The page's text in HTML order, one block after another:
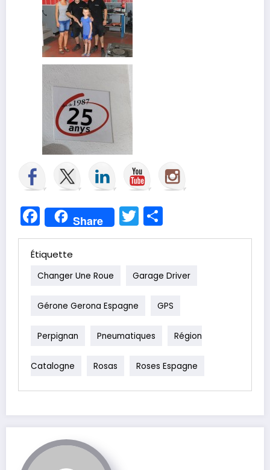
Facebook
Share Twitter
Étiquette
Changer Une Roue Garage Driver
Gérone Gerona Espagne GPS
Perpignan Pneumatiques Région
Catalogne Rosas Roses Espagne